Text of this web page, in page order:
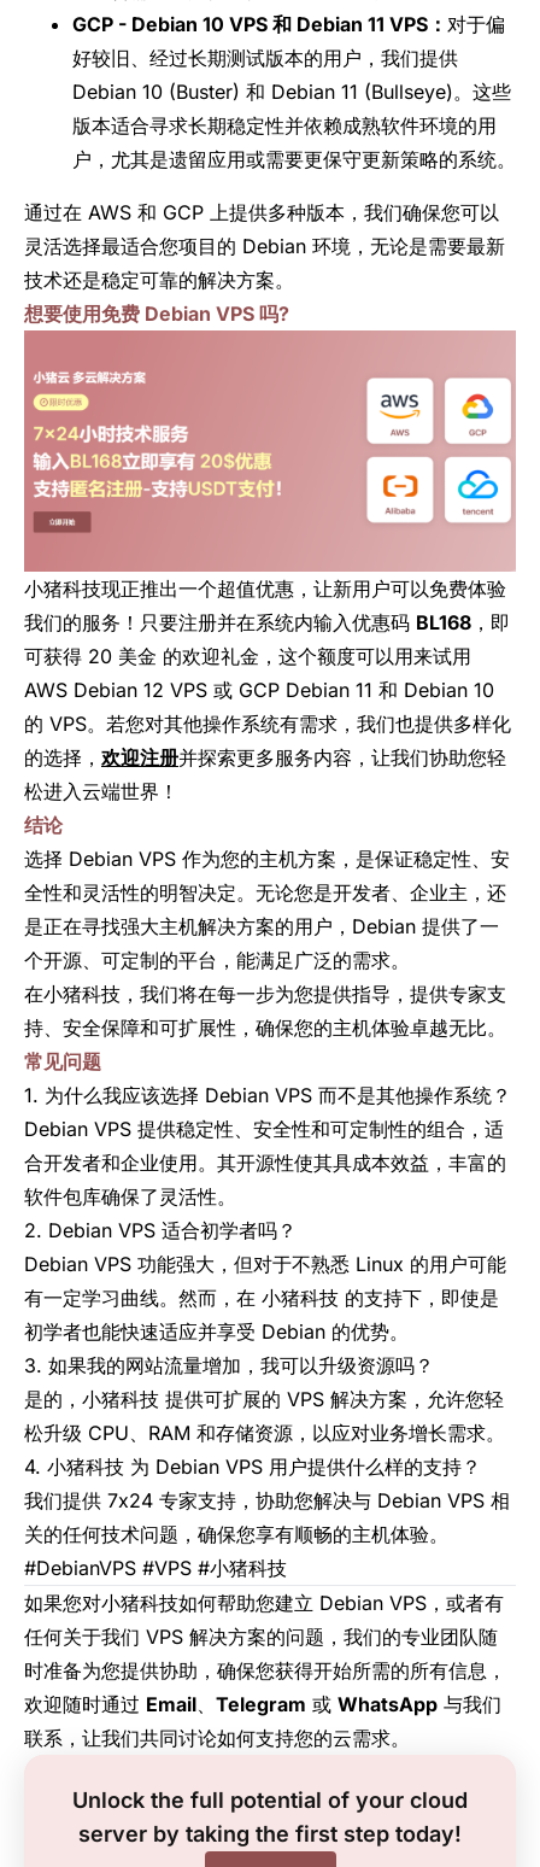
GCP - Debian 10 VPS 和 Debian 11 VPS： 对于偏
好较旧、经过长期测试版本的用户，我们提供
Debian 10 (Buster) 和 Debian 11 (Bullseye)。这些
版本适合寻求长期稳定性并依赖成熟软件环境的用
户，尤其是遗留应用或需要更保守更新策略的系统。
通过在 AWS 和 GCP 上提供多种版本，我们确保您可以
灵活选择最适合您项目的 Debian 环境，无论是需要最新
技术还是稳定可靠的解决方案。
想要使用免费 Debian VPS 吗?
小猪科技现正推出一个超值优惠，让新用户可以免费体验
我们的服务！只要注册并在系统内输入优惠码 BL168 ，即
可获得 20 美金 的欢迎礼金，这个额度可以用来试用
AWS Debian 12 VPS 或 GCP Debian 11 和 Debian 10
的 VPS。若您对其他操作系统有需求，我们也提供多样化
的选择， 欢迎注册并探索更多服务内容，让我们协助您轻
松进入云端世界！
结论
选择 Debian VPS 作为您的主机方案，是保证稳定性、安
全性和灵活性的明智决定。无论您是开发者、企业主，还
是正在寻找强大主机解决方案的用户，Debian 提供了一
个开源、可定制的平台，能满足广泛的需求。
在小猪科技，我们将在每一步为您提供指导，提供专家支
持、安全保障和可扩展性，确保您的主机体验卓越无比。
常见问题
1. 为什么我应该选择 Debian VPS 而不是其他操作系统？
Debian VPS 提供稳定性、安全性和可定制性的组合，适
合开发者和企业使用。其开源性使其具成本效益，丰富的
软件包库确保了灵活性。
2. Debian VPS 适合初学者吗？
Debian VPS 功能强大，但对于不熟悉 Linux 的用户可能
有一定学习曲线。然而，在 小猪科技 的支持下，即使是
初学者也能快速适应并享受 Debian 的优势。
3. 如果我的网站流量增加，我可以升级资源吗？
是的，小猪科技 提供可扩展的 VPS 解决方案，允许您轻
松升级 CPU、RAM 和存储资源，以应对业务增长需求。
4. 小猪科技 为 Debian VPS 用户提供什么样的支持？
我们提供 7x24 专家支持，协助您解决与 Debian VPS 相
关的任何技术问题，确保您享有顺畅的主机体验。
#DebianVPS #VPS #小猪科技
如果您对小猪科技如何帮助您建立 Debian VPS，或者有
任何关于我们 VPS 解决方案的问题，我们的专业团队随
时准备为您提供协助，确保您获得开始所需的所有信息，
欢迎随时通过 Email、 Telegram 或 WhatsApp 与我们
联系，让我们共同讨论如何支持您的云需求。
Unlock the full potential of your cloud
server by taking the first step today!